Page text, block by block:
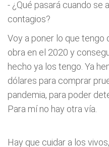
- ¿Qué pasará cuando se
contagios?
Voy a poner lo que tengo
obra en el 2020 y
hecho ya los tengo. Ya
dólares para comprar
pandemia, para poder
Para mí no hay otra vía.
Hay que cuidar a los